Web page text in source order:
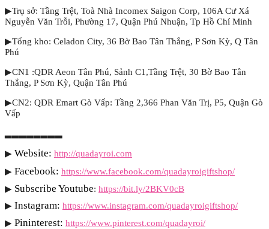
▶Trụ sở: Tầng Trệt, Toà Nhà Incomex Saigon Corp, 106A Cư Xá
Nguyễn Văn Trỗi, Phường 17, Quận Phú Nhuận, Tp Hồ Chí Minh
▶Tổng kho: Celadon City, 36 Bờ Bao Tân Thắng, P Sơn Kỳ, Q Tân
Phú
▶CN1 :QDR Aeon Tân Phú, Sảnh C1,Tầng Trệt, 30 Bờ Bao Tân
Thắng, P Sơn Kỳ, Quận Tân Phú
▶CN2: QDR Emart Gò Vấp: Tầng 2,366 Phan Văn Trị, P5, Quận Gò
Vấp
▶ Website: http://quadayroi.com
▶ Facebook: https://www.facebook.com/quadayroigiftshop/
▶ Subscribe Youtube: https://bit.ly/2BKV0cB
▶ Instagram: https://www.instagram.com/quadayroigiftshop/
▶ Pininterest: https://www.pinterest.com/quadayroi/